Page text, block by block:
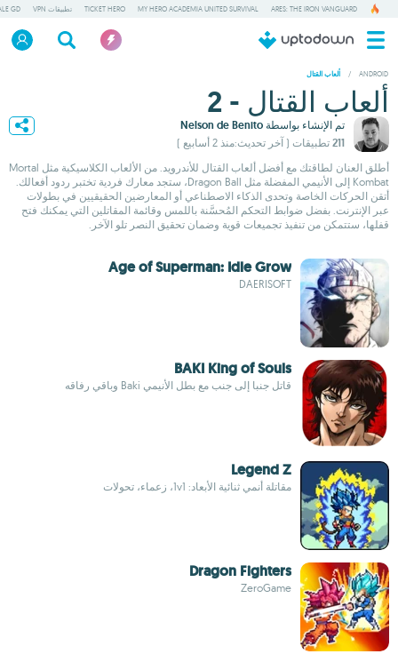
ARES: THE IRON VANGUARD
MY HERO ACADEMIA UNITED SURVIVAL
TICKET HERO تطبيقات VPN GD
ANDROID
/ ألعاب القتال
ألعاب القتال - 2
تم الإنشاء بواسطة Nelson de Benito
211 تطبيقات
( آخر تحديث:منذ 2 أسابيع )
أطلق العنان لطاقتك مع أفضل ألعاب القتال للأندرويد. من الألعاب الكلاسيكية مثل Mortal
Kombat إلى الأنيمي المفضلة مثل Dragon Ball، ستجد معارك فردية تختبر ردود أفعالك.
أتقن الحركات الخاصة وتحدى الذكاء الاصطناعي أو المعارضين الحقيقيين في بطولات
عبر الإنترنت. بفضل ضوابط التحكم المُحسَّنة باللمس وقائمة المقاتلين التي يمكنك فتح
قفلها، ستتمكن من تنفيذ تجميعات قوية وضمان تحقيق النصر تلو الآخر.
Age of Superman: Idle Grow
DAERISOFT
BAKI King of Souls
قاتل جنبا إلى جنب مع بطل الأنيمي Baki وباقي رفاقه
Legend Z
مقاتلة أنمي ثنائية الأبعاد: 1v1، زعماء، تحولات
Dragon Fighters
ZeroGame